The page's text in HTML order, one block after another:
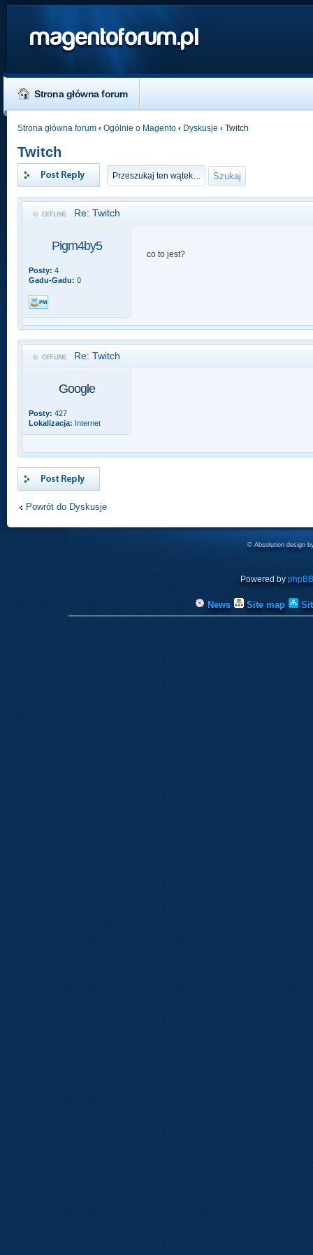
magentoforum.pl
Strona główna forum
Strona główna forum ‹ Ogólnie o Magento ‹ Dyskusje ‹ Twitch
Twitch
Odpowiedz
Re: Twitch
Pigm4by5
Posty: 4
Gadu-Gadu: 0
co to jest?
Re: Twitch
Google
Posty: 427
Lokalizacja: Internet
Odpowiedz
Powrót do Dyskusje
© Absolution design
Powered by phpBB
News Site map